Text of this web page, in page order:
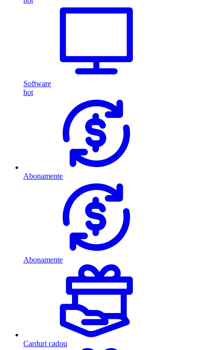
Software
hot
Abonamente
Abonamente
Carduri cadou